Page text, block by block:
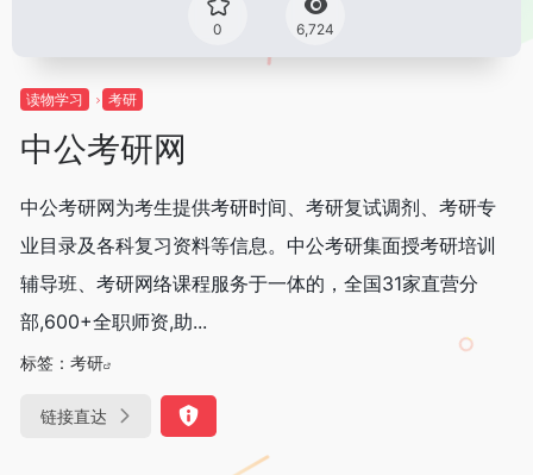
0 6,724
读物学习 考研
中公考研网
中公考研网为考生提供考研时间、考研复试调剂、考研专
业目录及各科复习资料等信息。中公考研集面授考研培训
辅导班、考研网络课程服务于一体的，全国31家直营分
部,600+全职师资,助...
标签： 考研
链接直达